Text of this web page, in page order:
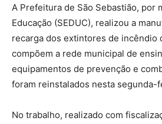
A Prefeitura de São Sebastião, por
Educação (SEDUC), realizou a
recarga dos extintores de incêndio
compõem a rede municipal de
equipamentos de prevenção e
foram reinstalados nesta segunda-
No trabalho, realizado com